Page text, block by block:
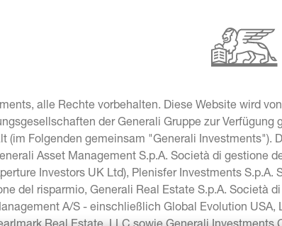
alle Rechte vorbehalten. Diese Website wird
der Generali Gruppe zur
(im Folgenden gemeinsam "Generali Investments").
Asset Management S.p.A. Società di gestione
Investors UK Ltd), Plenisfer Investments
del risparmio, Generali Real Estate S.p.A. Società
A/S - einschließlich Global Evolution